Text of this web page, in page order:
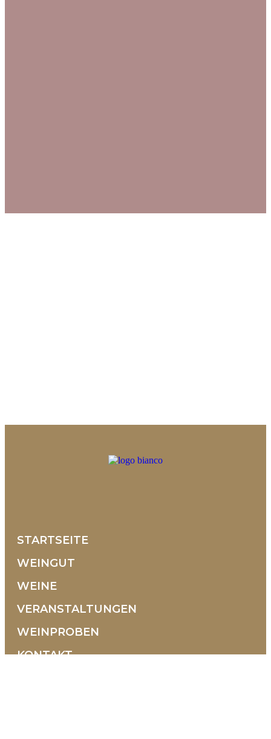
STARTSEITE
WEINGUT
WEINE
VERANSTALTUNGEN
WEINPROBEN
KONTAKT